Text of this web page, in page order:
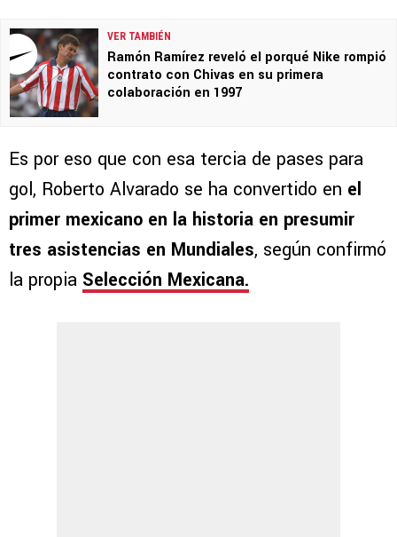
VER TAMBIÉN
Ramón Ramírez reveló el porqué Nike rompió
contrato con Chivas en su primera
colaboración en 1997
Es por eso que con esa tercia de pases para
gol, Roberto Alvarado se ha convertido en el
primer mexicano en la historia en presumir
tres asistencias en Mundiales, según confirmó
la propia Selección Mexicana.